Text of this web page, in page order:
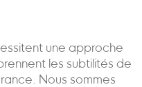
une approche
les subtilités de
Nous sommes